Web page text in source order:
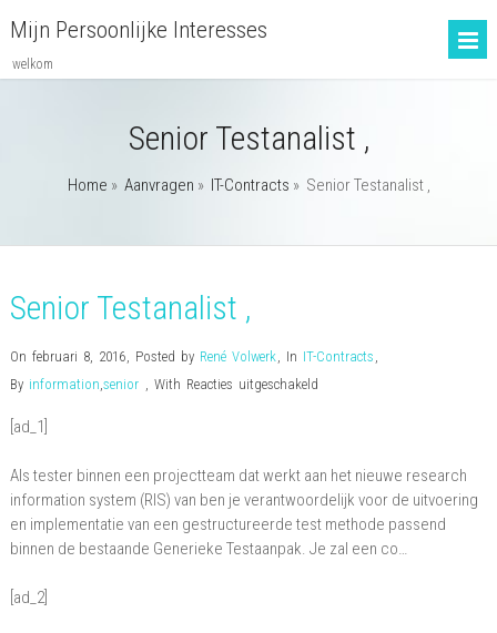
Mijn Persoonlijke Interesses
welkom
Senior Testanalist ,
Home » Aanvragen » IT-Contracts » Senior Testanalist ,
Senior Testanalist ,
On februari 8, 2016, Posted by René Volwerk, In IT-Contracts ,
By information,senior , With Reacties uitgeschakeldvoor
[ad_1]
Als tester binnen een projectteam dat werkt aan het nieuwe research
information system (RIS) van ben je verantwoordelijk voor de uitvoering
en implementatie van een gestructureerde test methode passend
binnen de bestaande Generieke Testaanpak. Je zal een co…
[ad_2]